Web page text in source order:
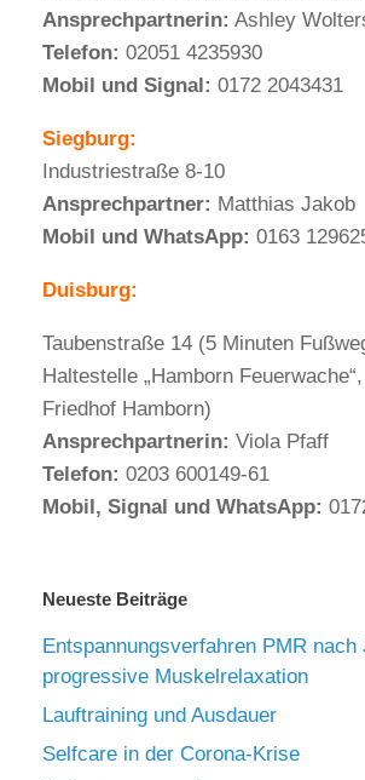
Ansprechpartnerin: Ashley
Telefon: 02051 4235930
Mobil und Signal: 0172 2043431
Siegburg:
Industriestraße 8-10
Ansprechpartner: Matthias Jakob
Mobil und WhatsApp: 0163
Duisburg:
Taubenstraße 14 (5 Minuten
Haltestelle „Hamborn
Friedhof Hamborn)
Ansprechpartnerin: Viola Pfaff
Telefon: 0203 600149-61
Mobil, Signal und WhatsApp:
Neueste Beiträge
Entspannungsverfahren PMR nach
progressive Muskelrelaxation
Lauftraining und Ausdauer
Selfcare in der Corona-Krise